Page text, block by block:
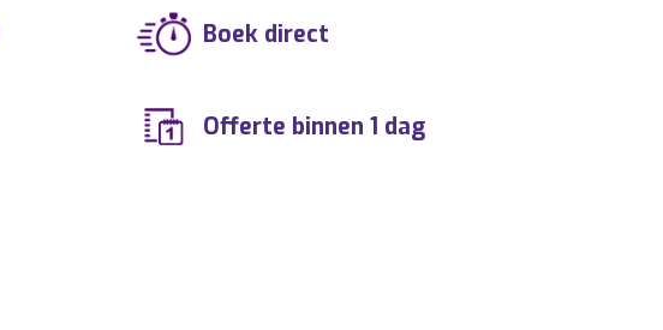
Boek direct
Offerte binnen 1 dag